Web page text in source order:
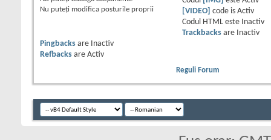
Nu puteţi modifica posturile proprii
[VIDEO] code is Activ
Codul HTML este
Inactiv
Trackbacksare
Inactiv
Pingbacks are
Inactiv
Refbacks are Activ
Reguli Forum